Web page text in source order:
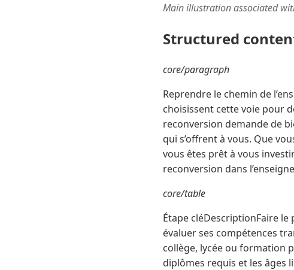
Main illustration associated
Structured
core/paragraph
Reprendre le chemin de
choisissent cette voie pour
reconversion demande de
qui s’offrent à vous. Que
vous êtes prêt à vous
reconversion dans
core/table
Étape cléDescriptionFaire
évaluer ses compétences
collège, lycée ou formation
diplômes requis et les âges